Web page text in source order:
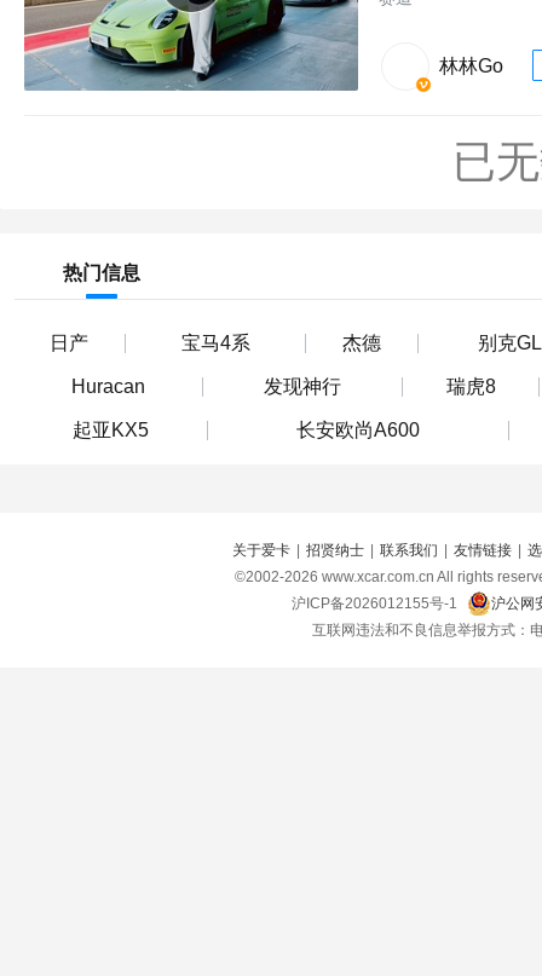
林林Go
已
热门信息
日产 宝马4系 杰德 别克
Huracan 发现神行 瑞虎8
起亚KX5 长安欧尚A600
关于爱卡 | 招贤纳士 | 联系我们 | 友情链接 |
©2002-2026 www.xcar.com.cn All rights
沪ICP备2026012155号-1
沪公网
互联网违法和不良信息举报方式：